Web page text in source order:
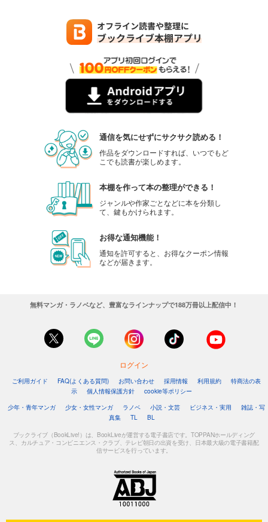
通信を気にせずにサクサク読める！
作品をダウンロードすれば、いつでもど
こでも読書が楽しめます。
本棚を作って本の整理ができる！
ジャンルや作家ごとなどに本を分類し
て、鍵もかけられます。
お得な通知機能！
通知を許可すると、お得なクーポン情報
などが届きます。
無料マンガ・ラノベなど、豊富なラインナップで188万冊以上配信中！
ログイン
ご利用ガイド FAQ(よくある質問) お問い合わせ 採用情報 利用規約
特商法の表
示
個人情報保護方針
cookie等ポリシー
少年・青年マンガ
少女・女性マンガ ラノベ 小説・文芸 ビジネス・実用
雑誌・写
真集
TL BL
ブックライブ（BookLive!）は、BookLiveが運営する電子書店です。TOPPANホールディング
ス、カルチュア・コンビニエンス・クラブ、テレビ朝日の出資を受け、日本最大級の電子書籍配
信サービスを行っています。